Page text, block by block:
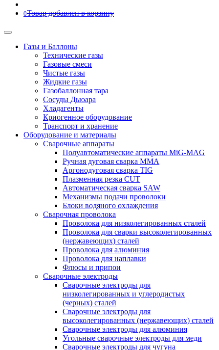
0Товар добавлен в корзину
Газы и Баллоны
Технические газы
Газовые смеси
Чистые газы
Жидкие газы
Газобаллонная тара
Сосуды Дьюара
Хладагенты
Криогенное оборудование
Транспорт и хранение
Оборудование и материалы
Сварочные аппараты
Полуавтоматические аппараты MiG-MAG
Ручная дуговая сварка MMA
Аргонодуговая сварка TIG
Плазменная резка CUT
Автоматическая сварка SAW
Механизмы подачи проволоки
Блоки водяного охлаждения
Сварочная проволока
Проволока для низколегированных сталей
Проволока для сварки высоколегированных
(нержавеющих) сталей
Проволока для алюминия
Проволока для наплавки
Флюсы и припои
Сварочные электроды
Сварочные электроды для
низколегированных и углеродистых
(черных) сталей
Сварочные электроды для
высоколегированных (нержавеющих) сталей
Сварочные электроды для алюминия
Угольные сварочные электроды для меди
Сварочные электроды для чугуна